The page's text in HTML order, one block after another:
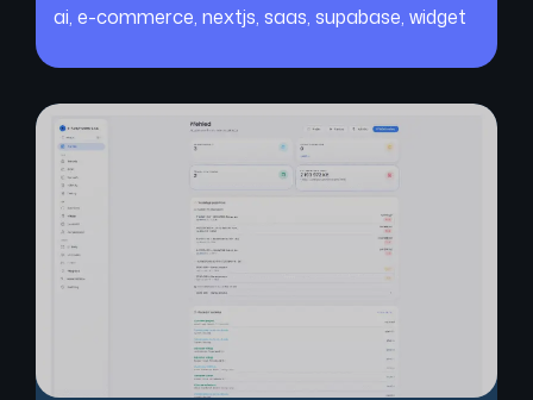
ai, e-commerce, nextjs, saas, supabase, widget